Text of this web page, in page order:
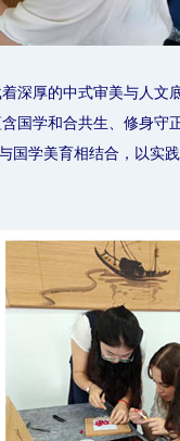
深厚的中式审美与人文
国学和合共生、修身守
国学美育相结合，以实